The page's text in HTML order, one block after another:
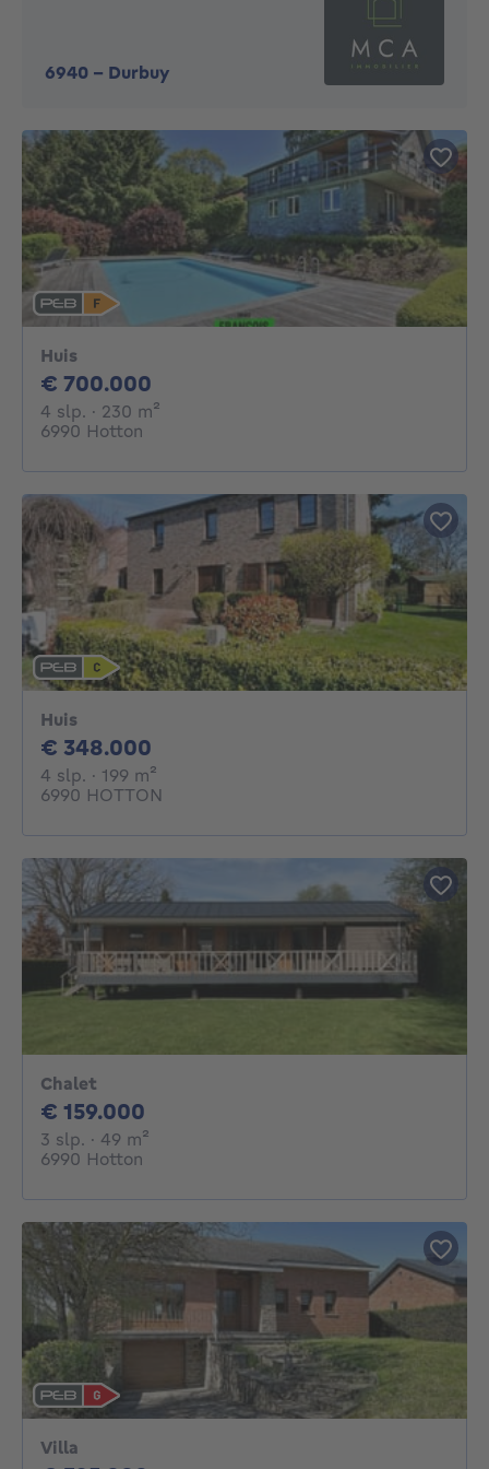
6940 - Durbuy
Huis
€ 700.000
4 slp. 4 slaapkamers
· 230 m²
6990 Hotton
Huis
€ 348.000
4 slp. 4 slaapkamers
· 199 m²
6990 HOTTON
Chalet
€ 159.000
3 slp. 3 slaapkamers
· 49 m²
6990 Hotton
Villa